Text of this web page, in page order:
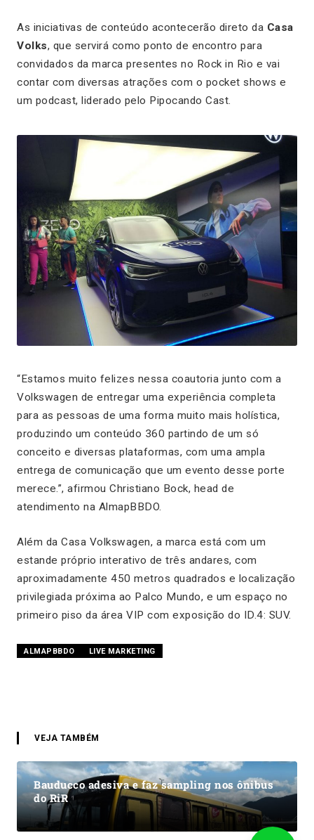
As iniciativas de conteúdo acontecerão direto da Casa
Volks, que servirá como ponto de encontro para
convidados da marca presentes no Rock in Rio e vai
contar com diversas atrações com o pocket shows e
um podcast, liderado pelo Pipocando Cast.
“Estamos muito felizes nessa coautoria junto com a
Volkswagen de entregar uma experiência completa
para as pessoas de uma forma muito mais holística,
produzindo um conteúdo 360 partindo de um só
conceito e diversas plataformas, com uma ampla
entrega de comunicação que um evento desse porte
merece.”, afirmou Christiano Bock, head de
atendimento na AlmapBBDO.
Além da Casa Volkswagen, a marca está com um
estande próprio interativo de três andares, com
aproximadamente 450 metros quadrados e localização
privilegiada próxima ao Palco Mundo, e um espaço no
primeiro piso da área VIP com exposição do ID.4: SUV.
ALMAPBBDO LIVE MARKETING
VEJA TAMBÉM
Bauducco adesiva e faz sampling nos ônibus
do RiR